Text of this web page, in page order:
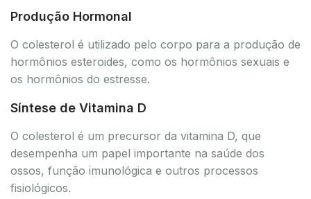
Produção Hormonal
O colesterol é utilizado pelo corpo para a produção de
hormônios esteroides, como os hormônios sexuais e
os hormônios do estresse.
Síntese de Vitamina D
O colesterol é um precursor da vitamina D, que
desempenha um papel importante na saúde dos
ossos, função imunológica e outros processos
fisiológicos.